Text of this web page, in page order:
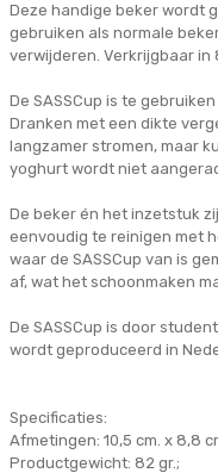
Deze handige beker wordt
gebruiken als normale
verwijderen. Verkrijgbaar in
De SASSCup is te
Dranken met een dikte
langzamer stromen, maar
yoghurt wordt niet
De beker én het inzetstuk
eenvoudig te reinigen met
waar de SASSCup van is
af, wat het schoonmaken
De SASSCup is door
wordt geproduceerd in
Specificaties:
Afmetingen: 10,5 cm. x 8,8
Productgewicht: 82 gr.;